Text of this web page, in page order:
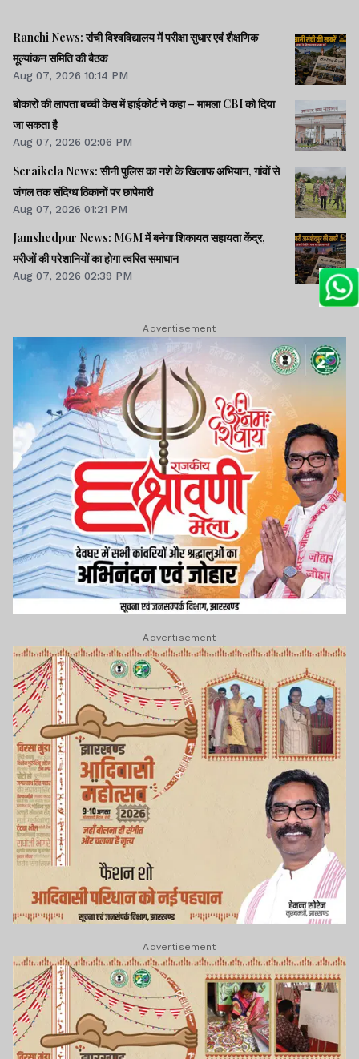
Ranchi News: रांची विश्वविद्यालय में परीक्षा सुधार एवं शैक्षणिक
मूल्यांकन समिति की बैठक
Aug 07, 2026 10:14 PM
बोकारो की लापता बच्ची केस में हाईकोर्ट ने कहा – मामला CBI को दिया
जा सकता है
Aug 07, 2026 02:06 PM
Seraikela News: सीनी पुलिस का नशे के खिलाफ अभियान, गांवों से
जंगल तक संदिग्ध ठिकानों पर छापेमारी
Aug 07, 2026 01:21 PM
Jamshedpur News: MGM में बनेगा शिकायत सहायता केंद्र,
मरीजों की परेशानियों का होगा त्वरित समाधान
Aug 07, 2026 02:39 PM
Advertisement
Advertisement
Advertisement